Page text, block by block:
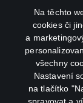
Na těchto
cookies či
a
všechny
Nastavení
na tlačítko
facebook